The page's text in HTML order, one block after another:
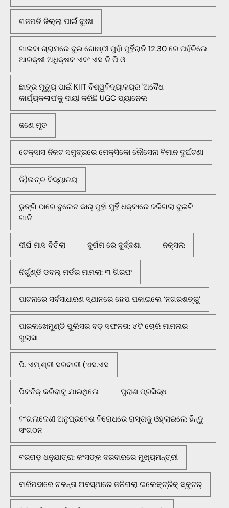
ଗଜପତି ଜିଲ୍ଲା ପାଇଁ ଦୁଃଖ
ଗାଇବା ଗ୍ରାମରେ ଦୁଇ ଗୋଷ୍ଠୀ ମୁହାଁ ମୁହିଁରାତି 12.30 ରେ ପହଁଚିଲେ
ଆରକ୍ଷୀ ଅଧିକ୍ଷକ ଏବଂ ଏସ ଡି ପି ଓ
ଛାତ୍ର ମୃତ୍ୟୁ ପାଇଁ KIIT ବିଶ୍ୱବିଦ୍ୟାଳୟର 'ଅବୈଧ
କାର୍ଯ୍ୟକଳାପ'କୁ ଦାୟୀ କରିଛି UGC ପ୍ୟାନେଲ
ଜଣେ ମୃତ
ଟେକ୍ସାସ ନିକଟ ସମୁଦ୍ରରେ ମେକ୍ସିକୋ ନୌସେନା ବିମାନ ଦୁର୍ଘଟଣା
ଡି)ଉଚ୍ଚ ବିଦ୍ୟାଳୟ
ଡୁଙ୍ଗି ଠାରେ ବୁଲେଟ କାର୍ ମୁହାଁ ମୁହିଁ ଧକ୍କାରେ ଜଳିଗଲା ଦୁଇଟି
ଗାଡି
ଦୀର୍ଘ ମାସ ବିତିଲା ଦୁର୍ଗମ ରେ ଦୁର୍ଦ୍ଦଶା ନକ୍ସଲ
ନିର୍ଗୁଣ୍ଡି ଡବଲ୍ ମର୍ଡର ମାମଲା: ୩ ଗିରଫ
ପାଟନାରେ ସର୍ବସାଧାରଣ ସ୍ଥାନରେ ଛେପ ପକାଇଲେ ‘ନଗରଶତ୍ରୁ’
ପାରଳାଖେମୁଣ୍ଡି ପୁଲିସର ବଡ଼ ସଫଳତା: ୪ଟି ଚୋରି ମାମଲାର
ଖୁଲାସା
ପି. ଏମ୍.ଶ୍ରୀ ସରକାରୀ (ଏସ.ଏସ
ପିକନିକ୍‌ କରିବାକୁ ଯାଇଥିଲେ ପୁରାଣ ପ୍ରସିଦ୍ଧ
ବଂଗଲାଦେଶୀ ଅନୁପ୍ରବେଶ ବିରୋଧରେ ରାସ୍ତାକୁ ଓହ୍ଲାଇଲେ ହିନ୍ଦୁ
ସଂଗଠନ
ବରଗଡ଼ ଧନୁଯାତ୍ରା: କଂସଙ୍କ ଦରବାରରେ ମୁଖ୍ୟମନ୍ତ୍ରୀ
ବାରିପଦାରେ ଚଳନ୍ତା ଅବସ୍ଥାରେ ଜଳିଗଲା ଇଲେକ୍ଟ୍ରିକ୍ ସ୍କୁଟର୍